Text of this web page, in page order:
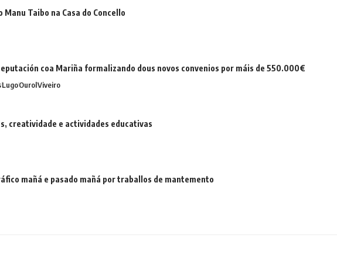
Taibo na Casa do Concello
coa Mariña formalizando dous novos convenios por máis de 550.000€
LugoOurolViveiro
creatividade e actividades educativas
mañá e pasado mañá por traballos de mantemento